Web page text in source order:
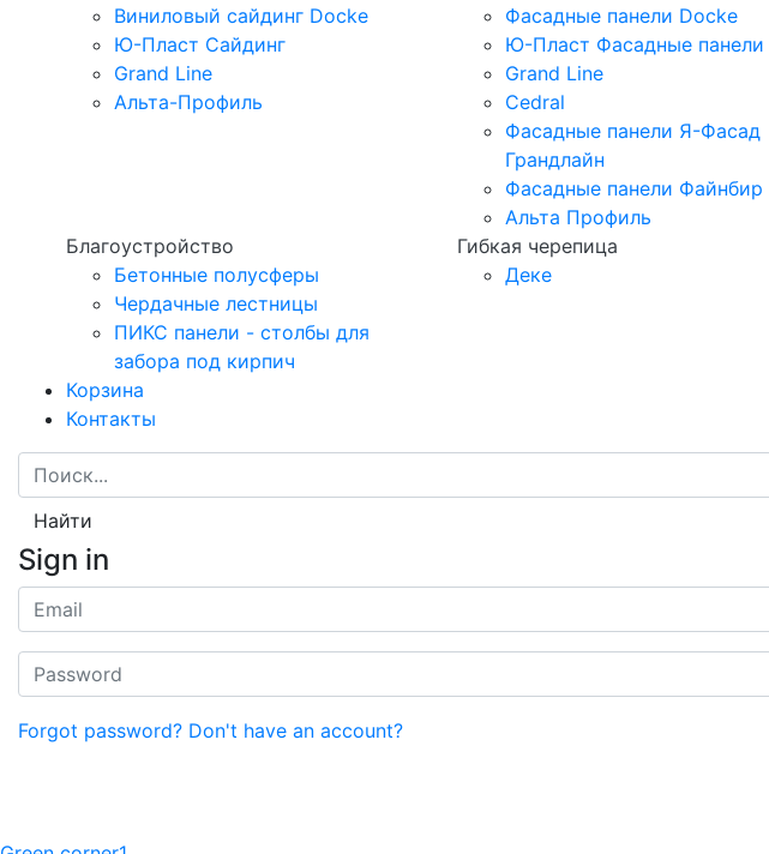
Виниловый сайдинг Docke
Ю-Пласт Сайдинг
Grand Line
Альта-Профиль
Фасадные панели Docke
Ю-Пласт Фасадные панели
Grand Line
Cedral
Фасадные панели Я-Фасад
Грандлайн
Фасадные панели Файнбир
Альта Профиль
Благоустройство
Бетонные полусферы
Чердачные лестницы
ПИКС панели - столбы для
забора под кирпич
Гибкая черепица
Деке
Корзина
Контакты
Найти
Sign in
Forgot password? Don't have an account?